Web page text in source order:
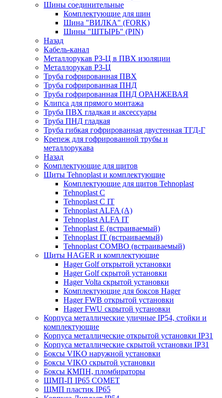
Шины соединительные
Комплектующие для шин
Шина "ВИЛКА" (FORK)
Шины "ШТЫРЬ" (PIN)
Назад
Кабель-канал
Металлорукав РЗ-Ц в ПВХ изоляции
Металлорукав РЗ-Ц
Труба гофрированная ПВХ
Труба гофрированная ПНД
Труба гофрированная ПНД ОРАНЖЕВАЯ
Клипса для прямого монтажа
Труба ПВХ гладкая и аксессуары
Труба ПНД гладкая
Труба гибкая гофрированная двустенная ТГД-Г
Крепеж для гофрированной трубы и
металлорукава
Назад
Комплектующие для щитов
Щиты Tehnoplast и комплектующие
Комплектующие для щитов Tehnoplast
Tehnoplast C
Tehnoplast C IT
Tehnoplast ALFA (А)
Tehnoplast ALFA IT
Tehnoplast E (встраиваемый)
Tehnoplast IT (встраиваемый)
Tehnoplast COMBO (встраиваемый)
Щиты HAGER и комплектующие
Hager Golf открытой установки
Hager Golf скрытой установки
Hager Volta скрытой установки
Комплектующие для боксов Hager
Hager FWB открытой установки
Hager FWU скрытой установки
Корпуса металлические уличные IP54, стойки и
комплектующие
Корпуса металлические открытой установки IP31
Корпуса металлические скрытой установки IP31
Боксы VIKO наружной установки
Боксы VIKO скрытой установки
Боксы КМПН, пломбираторы
ЩМП-П IP65 COMET
ЩМП пластик IP65